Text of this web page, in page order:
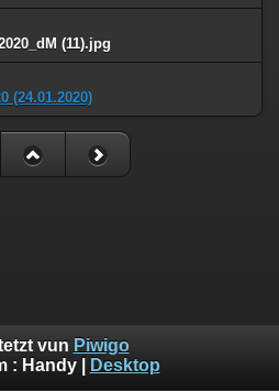
(11).jpg
(24.01.2020)
vun Piwigo
: Handy| Desktop